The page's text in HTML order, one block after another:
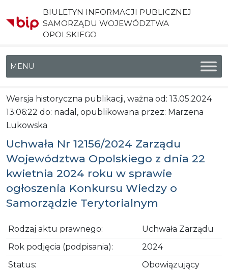
BIULETYN INFORMACJI PUBLICZNEJ
SAMORZĄDU WOJEWÓDZTWA
OPOLSKIEGO
Menu główne
Wersja historyczna publikacji, ważna od: 13.05.2024
13:06:22 do: nadal, opublikowana przez: Marzena
Lukowska
Uchwała Nr 12156/2024 Zarządu
Województwa Opolskiego z dnia 22
kwietnia 2024 roku w sprawie
ogłoszenia Konkursu Wiedzy o
Samorządzie Terytorialnym
Rodzaj aktu prawnego:
Uchwała Zarządu
Rok podjęcia (podpisania):
2024
Status:
Obowiązujący